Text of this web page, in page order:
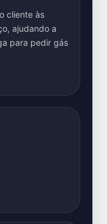
cliente às
ajudando a
para pedir gás